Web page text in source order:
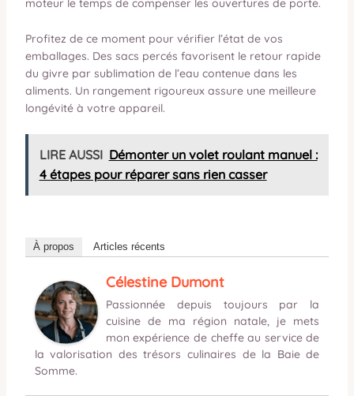
moteur le temps de compenser les ouvertures de porte.
Profitez de ce moment pour vérifier l’état de vos
emballages. Des sacs percés favorisent le retour rapide
du givre par sublimation de l’eau contenue dans les
aliments. Un rangement rigoureux assure une meilleure
longévité à votre appareil.
LIRE AUSSI Démonter un volet roulant manuel :
4 étapes pour réparer sans rien casser
À propos Articles récents
Célestine Dumont
Passionnée depuis toujours par la
cuisine de ma région natale, je mets
mon expérience de cheffe au service de
la valorisation des trésors culinaires de la Baie de
Somme.